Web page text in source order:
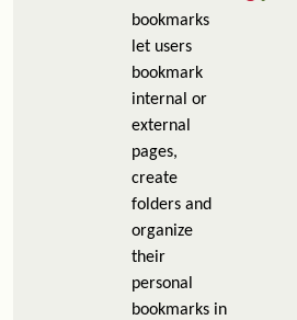
bookmarks
let users
bookmark
internal or
external
pages,
create
folders and
organize
their
personal
bookmarks in